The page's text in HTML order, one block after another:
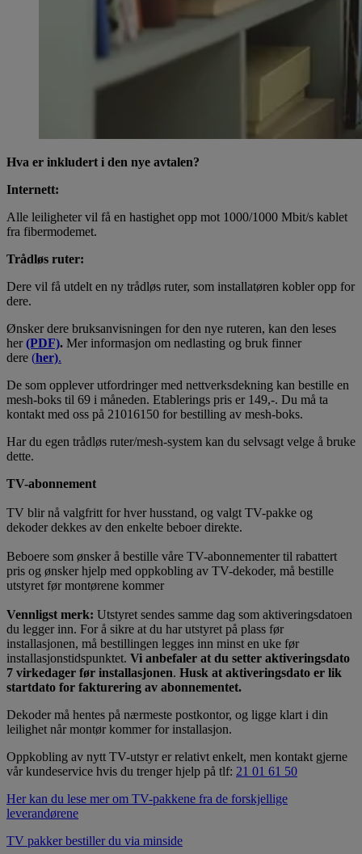
Hva er inkludert i den nye avtalen?
Internett:
Alle leiligheter vil få en hastighet opp mot 1000/1000 Mbit/s kablet
fra fibermodemet.
Trådløs ruter:
Dere vil få utdelt en ny trådløs ruter, som installatøren kobler opp for
dere.
Ønsker dere bruksanvisningen for den nye ruteren, kan den leses
her(PDF). Mer informasjon om nedlasting og bruk finner
dere (her).
De som opplever utfordringer med nettverksdekning kan bestille en
mesh-boks til 69 i måneden. Etablerings pris er 149,-. Du må ta
kontakt med oss på 21016150 for bestilling av mesh-boks.
Har du egen trådløs ruter/mesh-system kan du selvsagt velge å bruke
dette.
TV-abonnement
TV blir nå valgfritt for hver husstand, og valgt TV-pakke og
dekoder dekkes av den enkelte beboer direkte.
Beboere som ønsker å bestille våre TV-abonnementer til rabattert
pris og ønsker hjelp med oppkobling av TV-dekoder, må bestille
utstyret før montørene kommer
Vennligst merk: Utstyret sendes samme dag som aktiveringsdatoen
du legger inn. For å sikre at du har utstyret på plass før
installasjonen, må bestillingen legges inn minst en uke før
installasjonstidspunktet. Vi anbefaler at du setter aktiveringsdato
7 virkedager før installasjonen. Husk at aktiveringsdato er lik
startdato for fakturering av abonnementet.
Dekoder må hentes på nærmeste postkontor, og ligge klart i din
leilighet når montør kommer for installasjon.
Oppkobling av nytt TV-utstyr er relativt enkelt, men kontakt gjerne
vår kundeservice hvis du trenger hjelp på tlf: 21 01 61 50
Her kan du lese mer om TV-pakkene fra de forskjellige
leverandørene
TV pakker bestiller du via minside